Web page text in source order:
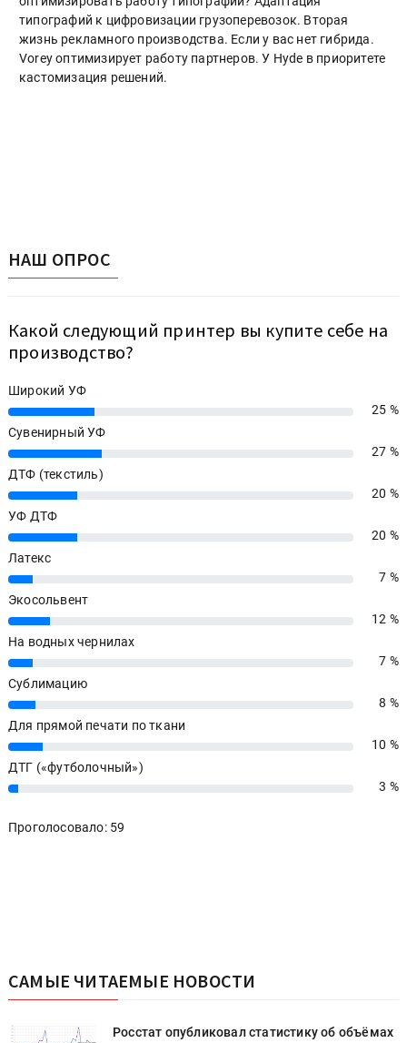
типографий к цифровизации грузоперевозок. Вторая
жизнь рекламного производства. Если у вас нет гибрида.
Vorey оптимизирует работу партнеров. У Hyde в приоритете
кастомизация решений.
НАШ ОПРОС
Какой следующий принтер вы купите себе на
производство?
Широкий УФ
25%
25 %
Сувенирный УФ
27%
27 %
ДТФ (текстиль)
20%
20 %
УФ ДТФ
20%
20 %
Латекс
7%
7 %
Экосольвент
12%
12 %
На водных чернилах
7%
7 %
Сублимацию
8%
8 %
Для прямой печати по ткани
10%
10 %
ДТГ («футболочный»)
3% 3 %
Проголосовало: 59
САМЫЕ ЧИТАЕМЫЕ НОВОСТИ
Росстат опубликовал статистику об объёмах